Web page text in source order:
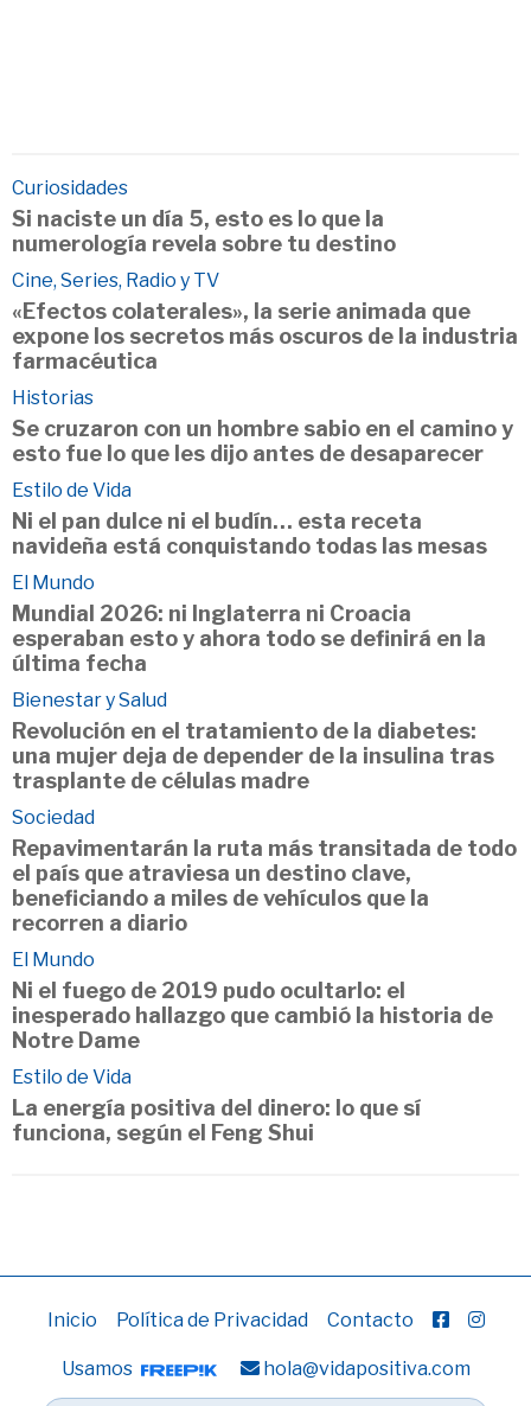
Curiosidades
Si naciste un día 5, esto es lo que la
numerología revela sobre tu destino
Cine, Series, Radio y TV
«Efectos colaterales», la serie animada que
expone los secretos más oscuros de la industria
farmacéutica
Historias
Se cruzaron con un hombre sabio en el camino y
esto fue lo que les dijo antes de desaparecer
Estilo de Vida
Ni el pan dulce ni el budín… esta receta
navideña está conquistando todas las mesas
El Mundo
Mundial 2026: ni Inglaterra ni Croacia
esperaban esto y ahora todo se definirá en la
última fecha
Bienestar y Salud
Revolución en el tratamiento de la diabetes:
una mujer deja de depender de la insulina tras
trasplante de células madre
Sociedad
Repavimentarán la ruta más transitada de todo
el país que atraviesa un destino clave,
beneficiando a miles de vehículos que la
recorren a diario
El Mundo
Ni el fuego de 2019 pudo ocultarlo: el
inesperado hallazgo que cambió la historia de
Notre Dame
Estilo de Vida
La energía positiva del dinero: lo que sí
funciona, según el Feng Shui
Inicio Política de Privacidad Contacto
Usamos hola@vidapositiva.com